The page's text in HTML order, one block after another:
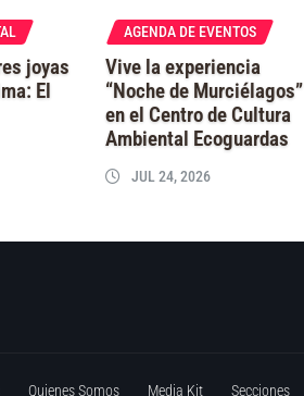
joyas
El
AGENDA DE EVENTOS
Vive la experiencia
“Noche de Murciélagos”
en el Centro de Cultura
Ambiental Ecoguardas
JUL 24, 2026
Quienes Somos Media Kit Secciones